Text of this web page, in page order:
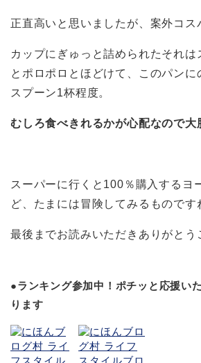
正直高いと思いましたが、案外コス
カップにぎゅっと詰められたそれは
とポロポロとほどけて、このパンに
スプーン1杯程度。
むしろ食べきれるかが心配なので大
スーパーに行くと100％購入するヨ
ど、たまには冒険してみるものです
最後までお読みいただきありがとう
●ランキング参加中！ポチッと応援い
ります